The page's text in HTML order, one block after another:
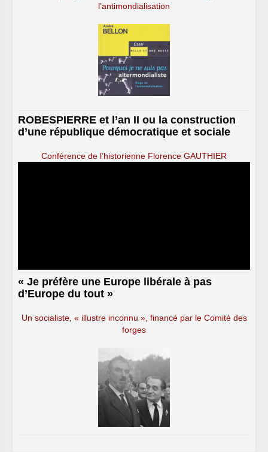
l’antimondialisation
ROBESPIERRE et l’an II ou la construction
d’une république démocratique et sociale
Conférence de l’historienne Florence GAUTHIER
« Je préfère une Europe libérale à pas
d’Europe du tout »
Un socialiste, « illustre inconnu », financé par le Comité des
forges